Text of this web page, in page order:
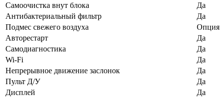
Самоочистка внут блока
Да
Антибактериальный фильтр
Да
Подмес свежего воздуха
Опция
Авторестарт
Да
Самодиагностика
Да
Wi-Fi
Да
Непрерывное движение заслонок
Да
Пульт Д/У
Да
Дисплей
Да